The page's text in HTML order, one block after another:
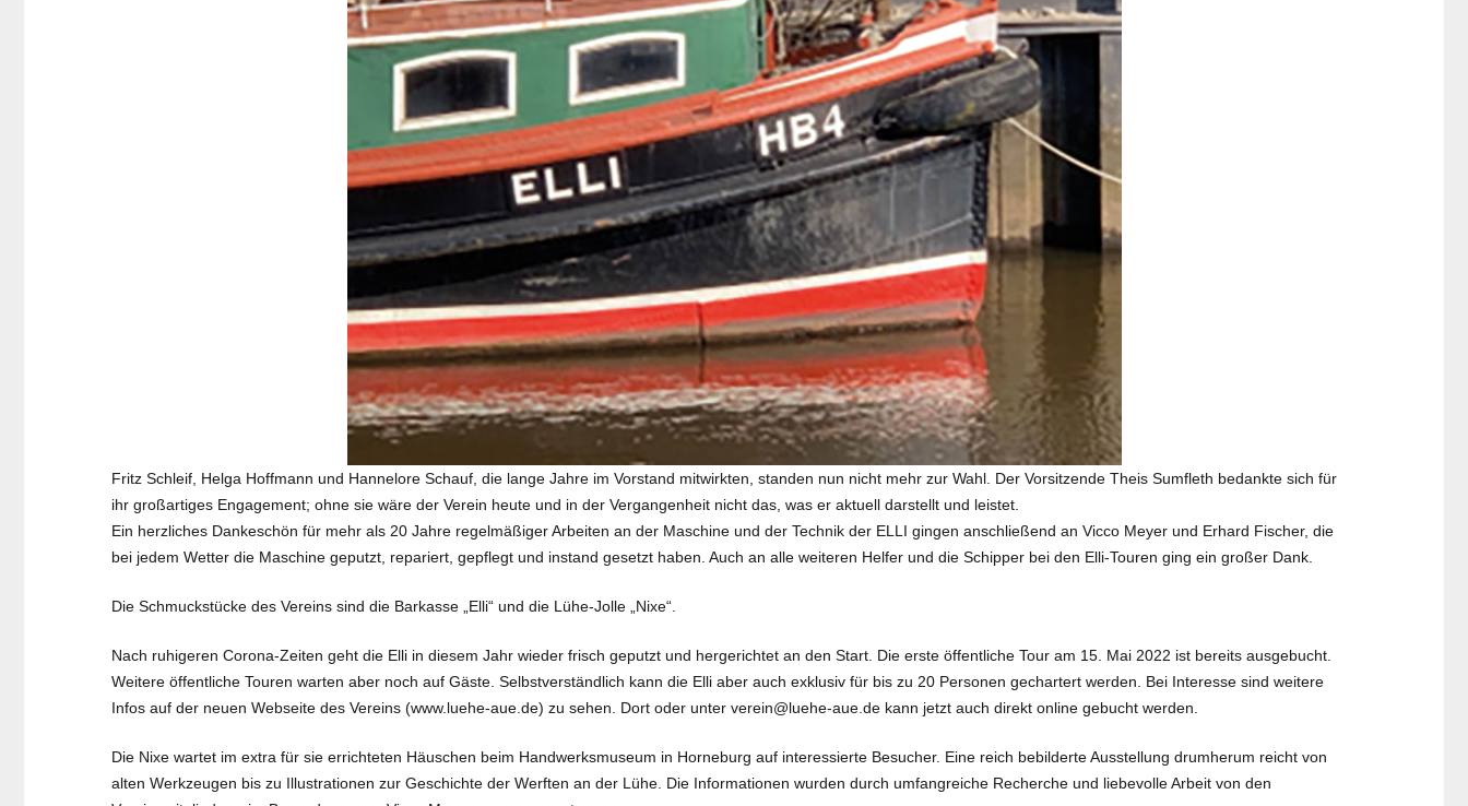
Fritz Schleif, Helga Hoffmann und Hannelore Schauf, die lange Jahre im Vorstand mitwirkten, standen nun nicht mehr zur Wahl. Der Vorsitzende Theis Sumfleth bedankte sich für
ihr großartiges Engagement; ohne sie wäre der Verein heute und in der Vergangenheit nicht das, was er aktuell darstellt und leistet.
Ein herzliches Dankeschön für mehr als 20 Jahre regelmäßiger Arbeiten an der Maschine und der Technik der ELLI gingen anschließend an Vicco Meyer und Erhard Fischer, die
bei jedem Wetter die Maschine geputzt, repariert, gepflegt und instand gesetzt haben. Auch an alle weiteren Helfer und die Schipper bei den Elli-Touren ging ein großer Dank.
Die Schmuckstücke des Vereins sind die Barkasse „Elli“ und die Lühe-Jolle „Nixe“.
Nach ruhigeren Corona-Zeiten geht die Elli in diesem Jahr wieder frisch geputzt und hergerichtet an den Start. Die erste öffentliche Tour am 15. Mai 2022 ist bereits ausgebucht.
Weitere öffentliche Touren warten aber noch auf Gäste. Selbstverständlich kann die Elli aber auch exklusiv für bis zu 20 Personen gechartert werden. Bei Interesse sind weitere
Infos auf der neuen Webseite des Vereins (www.luehe-aue.de) zu sehen. Dort oder unter verein@luehe-aue.de kann jetzt auch direkt online gebucht werden.
Die Nixe wartet im extra für sie errichteten Häuschen beim Handwerksmuseum in Horneburg auf interessierte Besucher. Eine reich bebilderte Ausstellung drumherum reicht von
alten Werkzeugen bis zu Illustrationen zur Geschichte der Werften an der Lühe. Die Informationen wurden durch umfangreiche Recherche und liebevolle Arbeit von den